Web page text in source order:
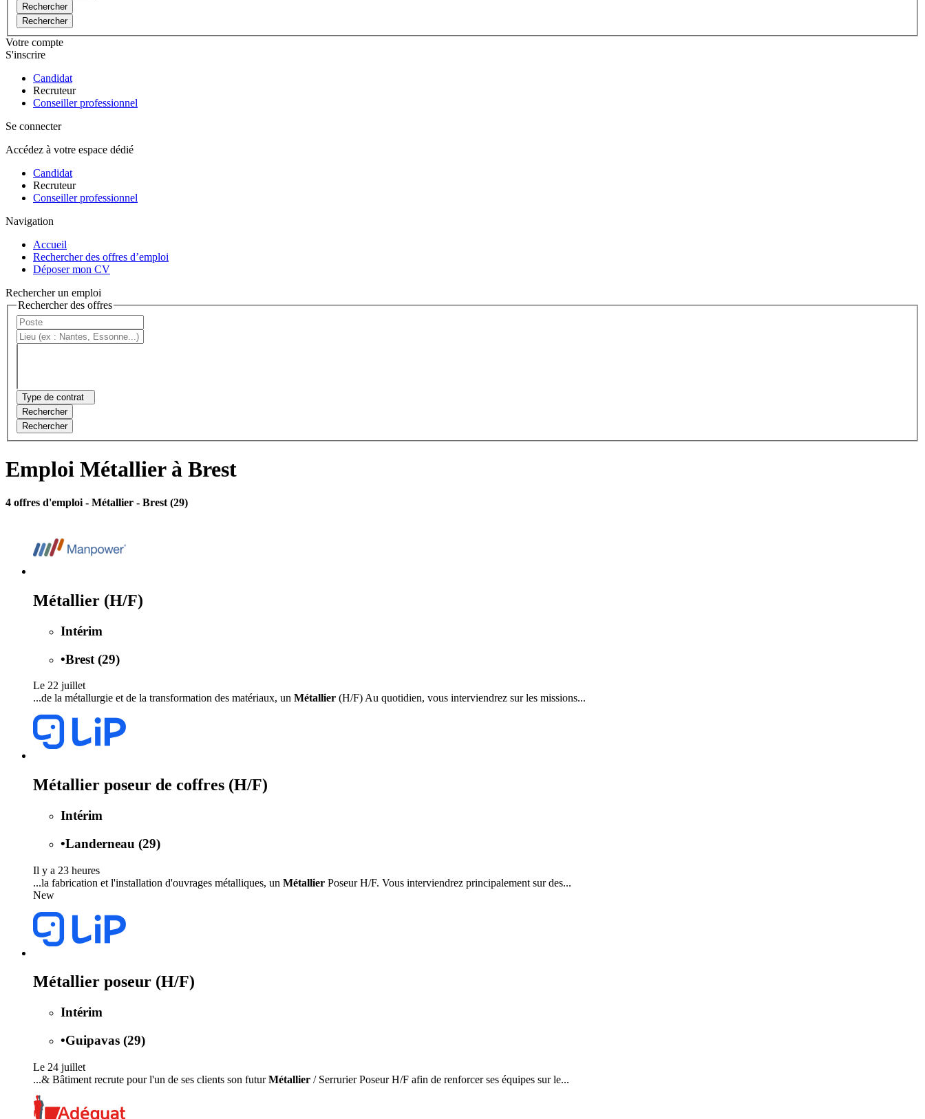
Rechercher
Rechercher
Votre compte
S'inscrire
Candidat
Recruteur
Conseiller professionnel
Se connecter
Accédez à votre espace dédié
Candidat
Recruteur
Conseiller professionnel
Navigation
Accueil
Rechercher des offres d’emploi
Déposer mon CV
Rechercher un emploi
Rechercher des offres
Type de contrat
Rechercher
Rechercher
Emploi Métallier à Brest
4 offres d'emploi - Métallier - Brest (29)
Métallier (H/F)
Intérim
•Brest (29)
Le 22 juillet
...de la métallurgie et de la transformation des matériaux, un Métallier (H/F) Au quotidien, vous interviendrez sur les missions...
Métallier poseur de coffres (H/F)
Intérim
•Landerneau (29)
Il y a 23 heures
...la fabrication et l'installation d'ouvrages métalliques, un Métallier Poseur H/F. Vous interviendrez principalement sur des...
New
Métallier poseur (H/F)
Intérim
•Guipavas (29)
Le 24 juillet
...& Bâtiment recrute pour l'un de ses clients son futurMétallier / Serrurier Poseur H/F afin de renforcer ses équipes sur le...